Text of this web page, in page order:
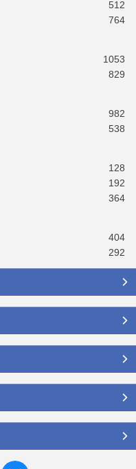
512
764
1053
829
982
538
128
192
364
404
292